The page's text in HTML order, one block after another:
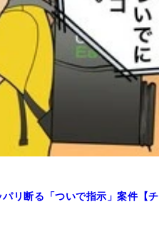
リ断る「ついで指示」案件【チ